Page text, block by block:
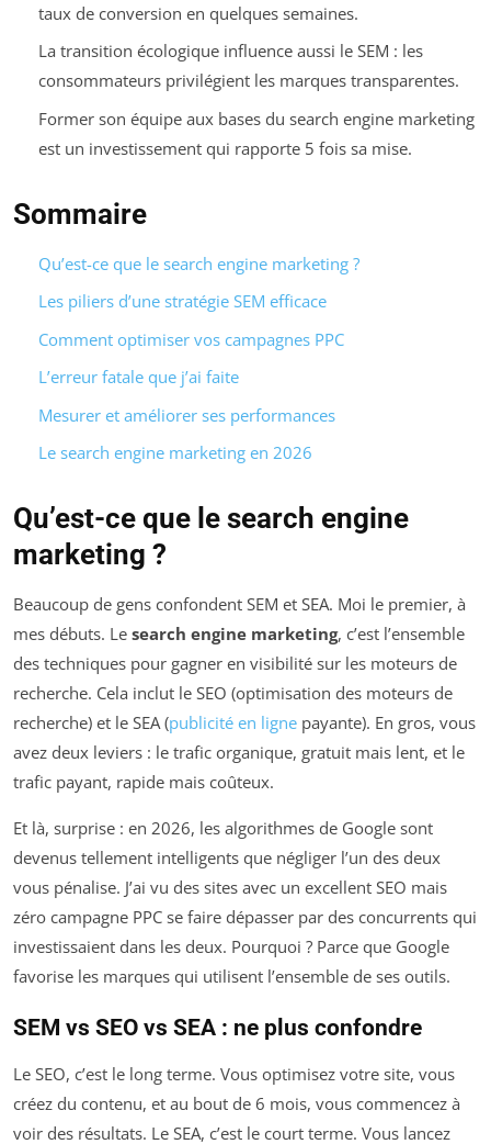
taux de conversion en quelques semaines.
La transition écologique influence aussi le SEM : les
consommateurs privilégient les marques transparentes.
Former son équipe aux bases du search engine marketing
est un investissement qui rapporte 5 fois sa mise.
Sommaire
Qu’est-ce que le search engine marketing ?
Les piliers d’une stratégie SEM efficace
Comment optimiser vos campagnes PPC
L’erreur fatale que j’ai faite
Mesurer et améliorer ses performances
Le search engine marketing en 2026
Qu’est-ce que le search engine
marketing ?
Beaucoup de gens confondent SEM et SEA. Moi le premier, à
mes débuts. Le search engine marketing, c’est l’ensemble
des techniques pour gagner en visibilité sur les moteurs de
recherche. Cela inclut le SEO (optimisation des moteurs de
recherche) et le SEA (publicité en ligne payante). En gros, vous
avez deux leviers : le trafic organique, gratuit mais lent, et le
trafic payant, rapide mais coûteux.
Et là, surprise : en 2026, les algorithmes de Google sont
devenus tellement intelligents que négliger l’un des deux
vous pénalise. J’ai vu des sites avec un excellent SEO mais
zéro campagne PPC se faire dépasser par des concurrents qui
investissaient dans les deux. Pourquoi ? Parce que Google
favorise les marques qui utilisent l’ensemble de ses outils.
SEM vs SEO vs SEA : ne plus confondre
Le SEO, c’est le long terme. Vous optimisez votre site, vous
créez du contenu, et au bout de 6 mois, vous commencez à
voir des résultats. Le SEA, c’est le court terme. Vous lancez